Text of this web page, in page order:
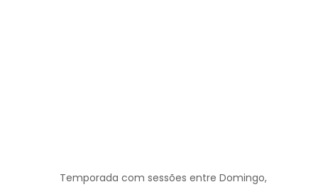
Temporada com sessões entre Domingo,